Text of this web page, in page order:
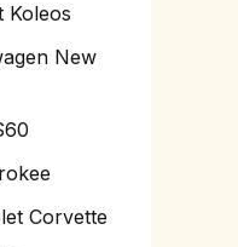
Koleos
New
Corvette